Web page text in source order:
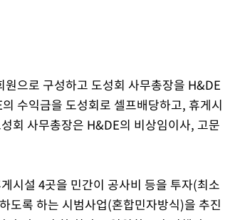
으로 구성하고 도성회 사무총장을 H&DE
수익금을 도성회로 셀프배당하고, 휴게시
회 사무총장은 H&DE의 비상임이사, 고문
시설 4곳을 민간이 공사비 등을 투자(최소
도록 하는 시범사업(혼합민자방식)을 추진